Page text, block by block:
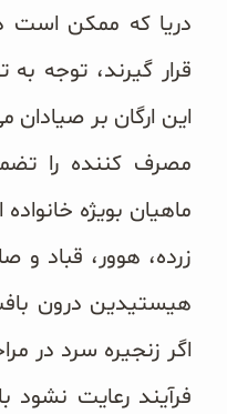
دریا که ممکن است
قرار گیرند، توجه
این ارگان بر صیادان
مصرف کننده را
ماهیان بویژه
زرده، هوور، قباد و
هیستیدین درون
اگر زنجیره سرد در
فرآیند رعایت نشود